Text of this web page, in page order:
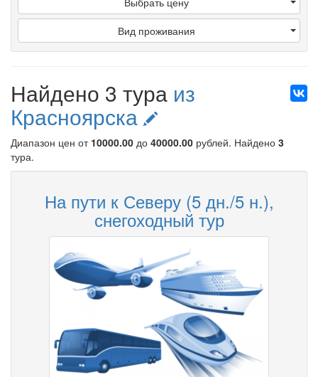
Вид проживания
Найдено 3 тура из
Красноярска
Диапазон цен от 10000.00 до 40000.00 рублей. Найдено 3
тура.
На пути к Северу (5 дн./5 н.),
снегоходный тур